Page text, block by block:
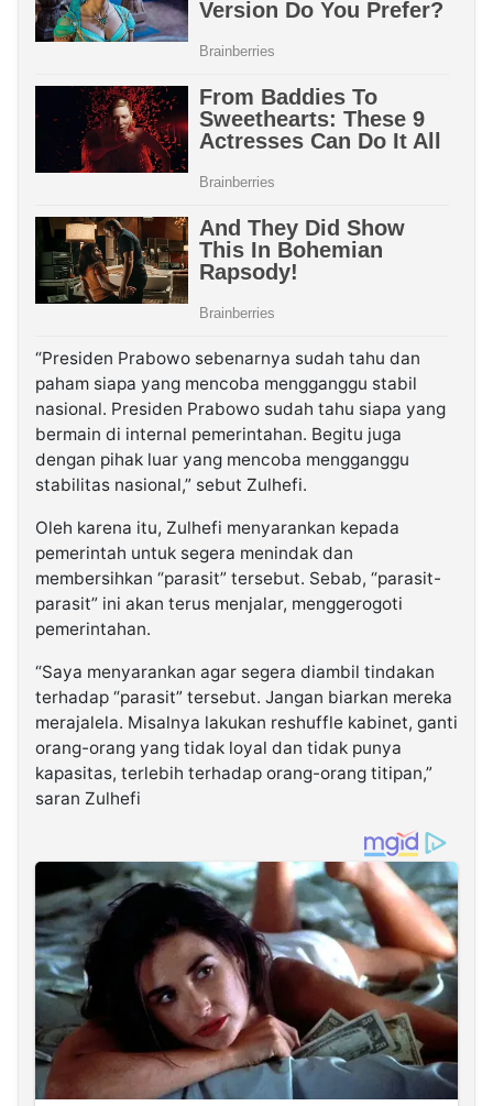
“Presiden Prabowo sebenarnya sudah tahu dan
paham siapa yang mencoba mengganggu stabil
nasional. Presiden Prabowo sudah tahu siapa yang
bermain di internal pemerintahan. Begitu juga
dengan pihak luar yang mencoba mengganggu
stabilitas nasional,” sebut Zulhefi.
Oleh karena itu, Zulhefi menyarankan kepada
pemerintah untuk segera menindak dan
membersihkan “parasit” tersebut. Sebab, “parasit-
parasit” ini akan terus menjalar, menggerogoti
pemerintahan.
“Saya menyarankan agar segera diambil tindakan
terhadap “parasit” tersebut. Jangan biarkan mereka
merajalela. Misalnya lakukan reshuffle kabinet, ganti
orang-orang yang tidak loyal dan tidak punya
kapasitas, terlebih terhadap orang-orang titipan,”
saran Zulhefi